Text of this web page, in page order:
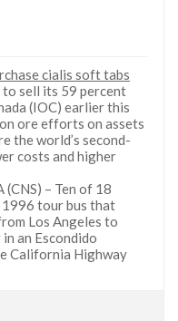
cialis soft tabs
to sell its 59 percent
(IOC) earlier this
ore efforts on assets
the world’s second-
costs and higher
(CNS) – Ten of 18
1996 tour bus that
Los Angeles to
an Escondido
California Highway